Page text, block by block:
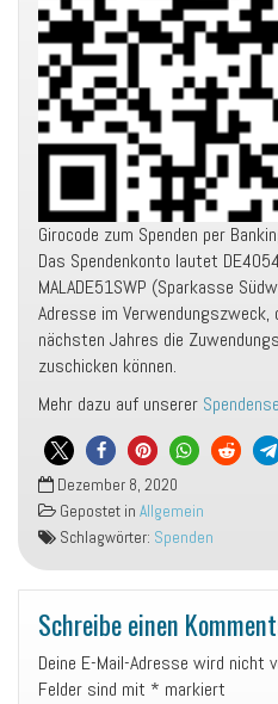
Girocode zum Spenden per
Das Spendenkonto lautet
MALADE51SWP (Sparkasse
Adresse im
nächsten Jahres die
zuschicken können.
Mehr dazu auf unserer
Dezember 8, 2020
Gepostet in Allgemein
Schlagwörter: Spenden
Schreibe einen
Deine E-Mail-Adresse wird nicht
Felder sind mit * markiert